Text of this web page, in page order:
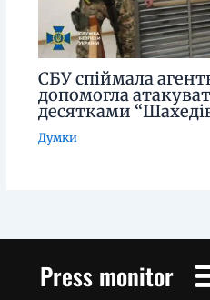
СБУ спіймала
допомогла
десятками
Думки
Press monitor